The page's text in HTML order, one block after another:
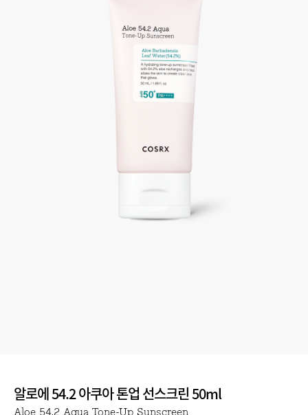
알로에 54.2 아쿠아 톤업 선스크린 50ml
Aloe 54.2 Aqua Tone-Up Sunscreen